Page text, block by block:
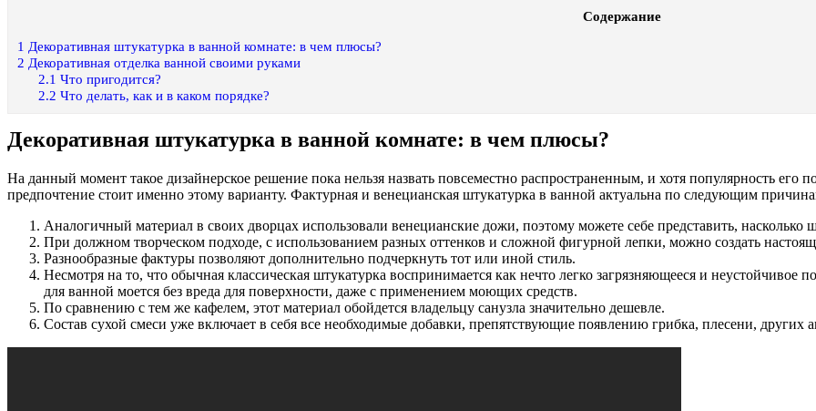
Содержание
1 Декоративная штукатурка в ванной комнате: в чем плюсы?
2 Декоративная отделка ванной своими руками
2.1 Что пригодится?
2.2 Что делать, как и в каком порядке?
Декоративная штукатурка в ванной комнате: в чем плюсы?
На данный момент такое дизайнерское решение пока нельзя назвать повсеместно распространенным, и хотя популярность его
предпочтение стоит именно этому варианту. Фактурная и венецианская штукатурка в ванной актуальна по следующим
Аналогичный материал в своих дворцах использовали венецианские дожи, поэтому можете себе представить, насколько
При должном творческом подходе, с использованием разных оттенков и сложной фигурной лепки, можно создать
Разнообразные фактуры позволяют дополнительно подчеркнуть тот или иной стиль.
Несмотря на то, что обычная классическая штукатурка воспринимается как нечто легко загрязняющееся и неустойчивое
для ванной моется без вреда для поверхности, даже с применением моющих средств.
По сравнению с тем же кафелем, этот материал обойдется владельцу санузла значительно дешевле.
Состав сухой смеси уже включает в себя все необходимые добавки, препятствующие появлению грибка, плесени, других